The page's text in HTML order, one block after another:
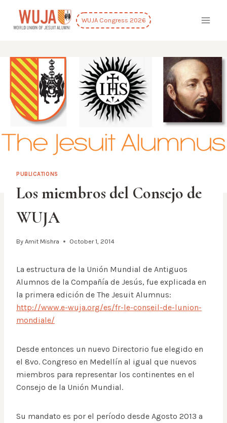
content
WUJA Congress 2026
PUBLICATIONS
Los miembros del Consejo de
WUJA
By Amit Mishra October 1, 2014
La estructura de la Unión Mundial de Antiguos
Alumnos de la Compañía de Jesús, fue explicada en
la primera edición de The Jesuit Alumnus:
http://www.e-wuja.org/es/fr-le-conseil-de-lunion-
mondiale/
Desde entonces un nuevo Directorio fue elegido en
el 8vo. Congreso en Medellín al igual que nuevos
miembros para representar los continentes en el
Consejo de la Unión Mundial.
Su mandato es por el período desde Agosto 2013 a